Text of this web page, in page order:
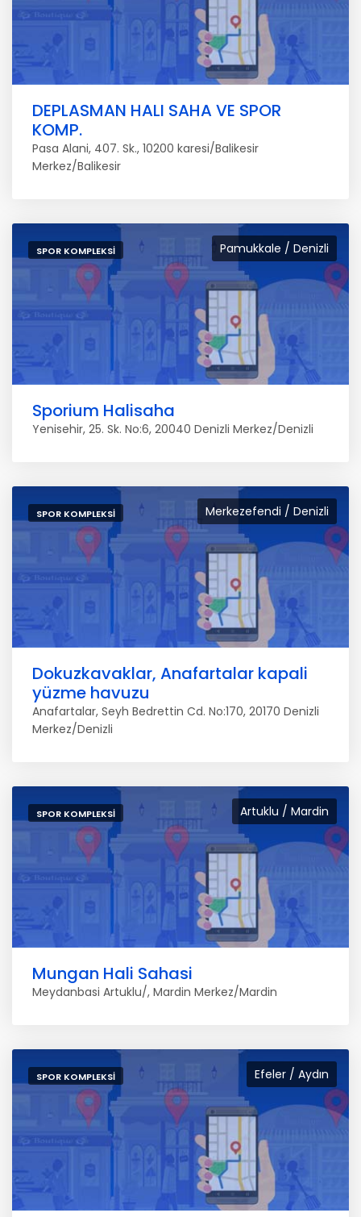
DEPLASMAN HALI SAHA VE SPOR
KOMP.
Pasa Alani, 407. Sk., 10200 karesi/Balikesir
Merkez/Balikesir
Pamukkale / Denizli
SPOR KOMPLEKSI
Sporium Halisaha
Yenisehir, 25. Sk. No:6, 20040 Denizli Merkez/Denizli
Merkezefendi / Denizli
SPOR KOMPLEKSI
Dokuzkavaklar, Anafartalar kapali
yüzme havuzu
Anafartalar, Seyh Bedrettin Cd. No:170, 20170 Denizli
Merkez/Denizli
Artuklu / Mardin
SPOR KOMPLEKSI
Mungan Hali Sahasi
Meydanbasi Artuklu/, Mardin Merkez/Mardin
Efeler / Aydın
SPOR KOMPLEKSI